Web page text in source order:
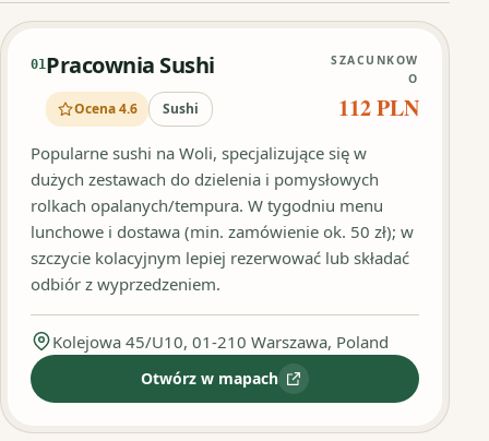
01Pracownia Sushi
Ocena 4.6 Sushi
SZACUNKOW
O
112 PLN
Popularne sushi na Woli, specjalizujące się w
dużych zestawach do dzielenia i pomysłowych
rolkach opalanych/tempura. W tygodniu menu
lunchowe i dostawa (min. zamówienie ok. 50 zł); w
szczycie kolacyjnym lepiej rezerwować lub składać
odbiór z wyprzedzeniem.
Kolejowa 45/U10, 01-210 Warszawa, Poland
Otwórz w mapach
:Pracownia Sushi